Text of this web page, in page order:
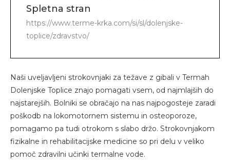
Spletna stran
https://www.terme-krka.com/si/sl/dolenjske-
toplice/zdravstvo/
Naši uveljavljeni strokovnjaki za težave z gibali v Termah
Dolenjske Toplice znajo pomagati vsem, od najmlajših do
najstarejših. Bolniki se obračajo na nas najpogosteje zaradi
poškodb na lokomotornem sistemu in osteoporoze,
pomagamo pa tudi otrokom s slabo držo. Strokovnjakom
fizikalne in rehabilitacijske medicine so pri delu v veliko
pomoč zdravilni učinki termalne vode.